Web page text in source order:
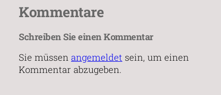
Kommentare
Schreiben Sie einen Kommentar
Sie müssen angemeldet sein, um einen
Kommentar abzugeben.